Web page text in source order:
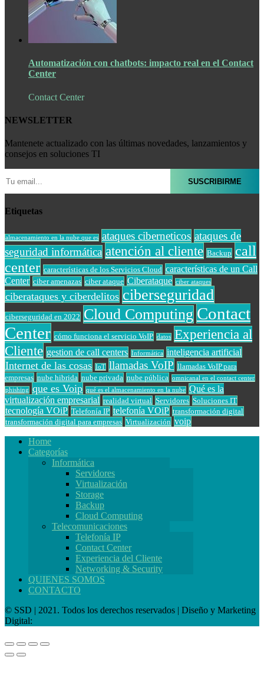
Automatización con chatbots: impacto real en el Contact
Center
Contact Center
NEWSLETTER
Mantenete actualizado con las últimas novedades, lanzamientos y
consejos en soluciones TI
Etiquetas
almacenamiento en la nube que es ataques ciberneticos ataques de
seguridad informática atención al cliente Backup call
center características de los Servicios Cloud características de un Call
Center ciber amenazas ciber ataque Ciberataque ciber ataques
ciberataques y ciberdelitos ciberseguridad
ciberseguridad en 2022 Cloud Computing Contact
Center cómo funciona el servicio VoIP datos Experiencia al
Cliente gestion de call centers Informática inteligencia artificial
Internet de las cosas IoT llamadas VoIP llamadas VoIP para
empresas nube hibrida nube privada nube pública
omnicanal en el contact center
phishing
que es Voip qué es el almacenamiento en la nube Qué es la
virtualización empresarial realidad virtual Servidores Soluciones IT
tecnología VOiP Telefonía IP telefonía VOiP transformación digital
transformación digital para empresas Virtualización voip
Home
Categorías
Informática
Servidores
Virtualización
Storage
Backup
Cloud Computing
Telecomunicaciones
Telefonía IP
Contact Center
Experiencia del Cliente
Networking & Security
QUIENES SOMOS
CONTACTO
© SSD | 2021. Todos los derechos reservados | Diseño y Marketing
Digital: